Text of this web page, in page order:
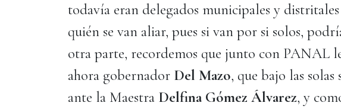
todavía eran delegados municipales y
quién se van aliar, pues si van por si solos,
otra parte, recordemos que junto con PANAL
ahora gobernador Del Mazo, que bajo las
ante la Maestra Delfina Gómez Álvarez, y